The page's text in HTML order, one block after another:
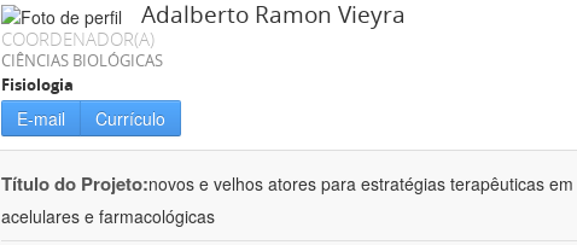
Adalberto Ramon Vieyra
COORDENADOR(A)
CIÊNCIAS BIOLÓGICAS
Fisiologia
E-mail Currículo
Título do Projeto:novos e velhos atores para estratégias terapêuticas
acelulares e farmacológicas